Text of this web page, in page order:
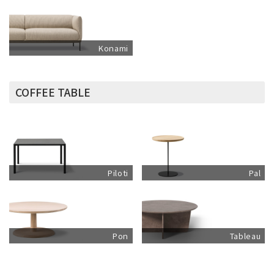
Konami
COFFEE TABLE
Piloti Pal
Pon Tableau